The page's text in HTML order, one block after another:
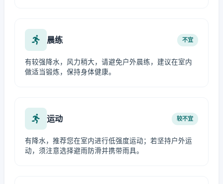
晨练 不宜
有较强降水，风力稍大，请避免户外晨练，建议在室内
做适当锻炼，保持身体健康。
运动 较不宜
有降水，推荐您在室内进行低强度运动；若坚持户外运
动，须注意选择避雨防滑并携带雨具。